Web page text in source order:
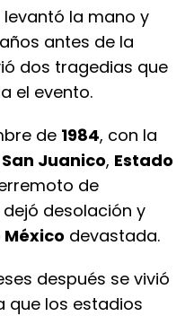
la mano y
antes de la
dos tragedias que
el evento.
de 1984, con la
San Juanico, Estado
de
dejó desolación y
devastada.
después se vivió
que los estadios